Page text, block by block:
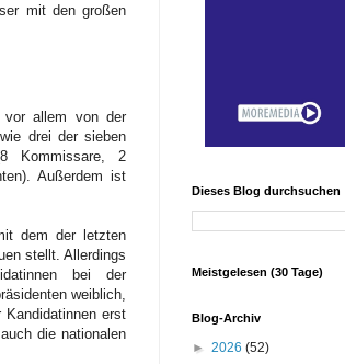
mit den großen
vor allem von der
drei der sieben
Kommissare, 2
Außerdem ist
dem der letzten
stellt. Allerdings
bei der
weiblich,
erst
die nationalen
Dieses Blog durchsuchen
Meistgelesen (30 Tage)
Blog-Archiv
► 2026 (52)